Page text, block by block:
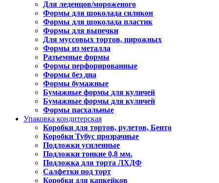
Для леденцов/мороженого
Формы для шоколада силикон
Формы для шоколада пластик
Формы для выпечки
Для муссовых тортов, пирожных
Формы из металла
Разъемные формы
Формы перфорированные
Формы без дна
Формы бумажные
Бумажные формы для куличей
Бумажные формы для куличей
Формы пасхальные
Упаковка кондитерская
Коробки для тортов, рулетов, Бенто
Коробки Тубус прозрачные
Подложки усиленные
Подложки тонкие 0,8 мм.
Подложка для торта ЛХДФ
Салфетки под торт
Коробки для капкейков